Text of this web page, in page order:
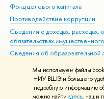
Мы используем файлы
НИУ ВШЭ и большего
подробную информацию
можно найти здесь, наши
Фонд целевого капитала
Противодействие коррупции
Сведения о доходах, расходах,
обязательствах
Сведения об образовательной
Людям с ограниченными
Единая платежная страница
Работа в Вышке